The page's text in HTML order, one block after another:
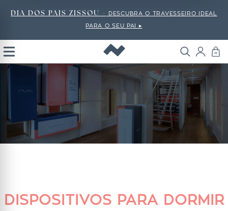
DIA DOS PAIS ZISSOU - DESCUBRA O TRAVESSEIRO IDEAL
PARA O SEU PAI ▸
Open
DISPOSITIVOS PARA DORMIR